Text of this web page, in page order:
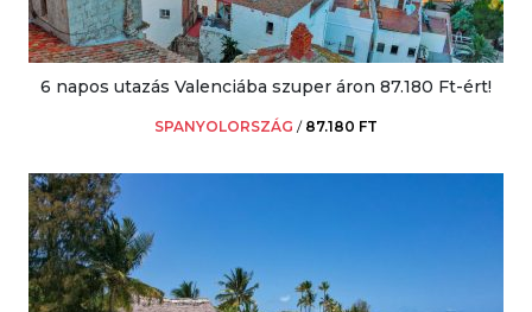
6 napos utazás Valenciába szuper áron 87.180 Ft-ért!
SPANYOLORSZÁG / 87.180 FT